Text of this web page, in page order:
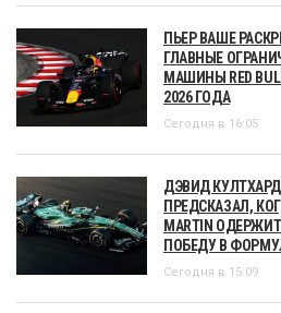
ПЬЕР ВАШЕ
ГЛАВНЫЕ
МАШИНЫ RED
2026 ГОДА
Сегодня в 16:05
ДЭВИД КУЛТХАРД
ПРЕДСКАЗАЛ,
MARTIN
ПОБЕДУ В
Сегодня в 15:09